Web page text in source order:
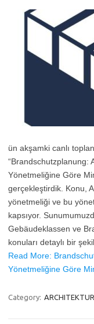
ün akşamki canlı
“Brandschutzplanung:
Yönetmeliğine Göre
gerçekleştirdik. Konu,
yönetmeliği ve bu
kapsıyor.
Gebäudeklassen ve
konuları detaylı bir
Read More:
Yönetmeliğine Göre
Category: ARCHITEKTUR